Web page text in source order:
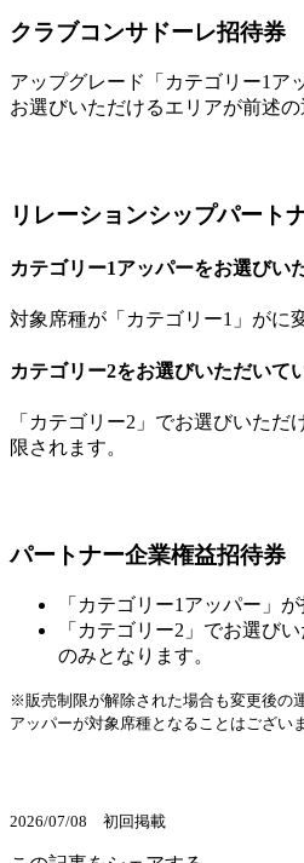
クラブコンサドーレ招待券
アップグレード「カテゴリー1ア
お選びいただけるエリアが前述の
リレーションシップパート
カテゴリー1アッパーをお選びい
対象席種が「カテゴリー1」がに
カテゴリー2をお選びいただいて
「カテゴリー2」でお選びいただ
限されます。
パートナー企業権益招待券
「カテゴリー1アッパー」
「カテゴリー2」でお選び
のみとなります。
※販売制限が解除された場合も変更後の
アッパーが対象席種となることはござい
2026/07/08 初回掲載